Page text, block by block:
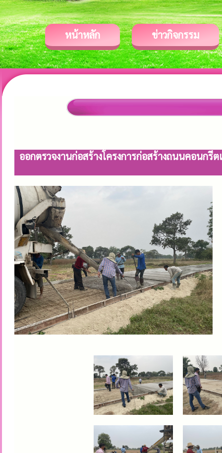
หน้าหลัก ข่าวกิจกรรม
ออกตรวจงานก่อสร้างโครงการก่อสร้างถนนคอนก